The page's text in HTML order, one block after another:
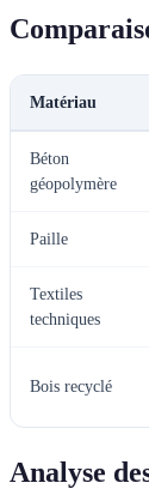
Matériau
Béton
géopolymère
Paille
Textiles
techniques
Bois recyclé
Analyse